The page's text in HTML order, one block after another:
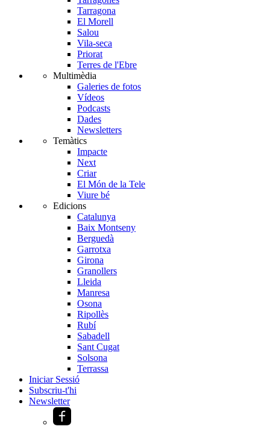
Tarragona
El Morell
Salou
Vila-seca
Priorat
Terres de l'Ebre
Multimèdia
Galeries de fotos
Vídeos
Podcasts
Dades
Newsletters
Temàtics
Impacte
Next
Criar
El Món de la Tele
Viure bé
Edicions
Catalunya
Baix Montseny
Berguedà
Garrotxa
Girona
Granollers
Lleida
Manresa
Osona
Ripollès
Rubí
Sabadell
Sant Cugat
Solsona
Terrassa
Iniciar Sessió
Subscriu-t'hi
Newsletter